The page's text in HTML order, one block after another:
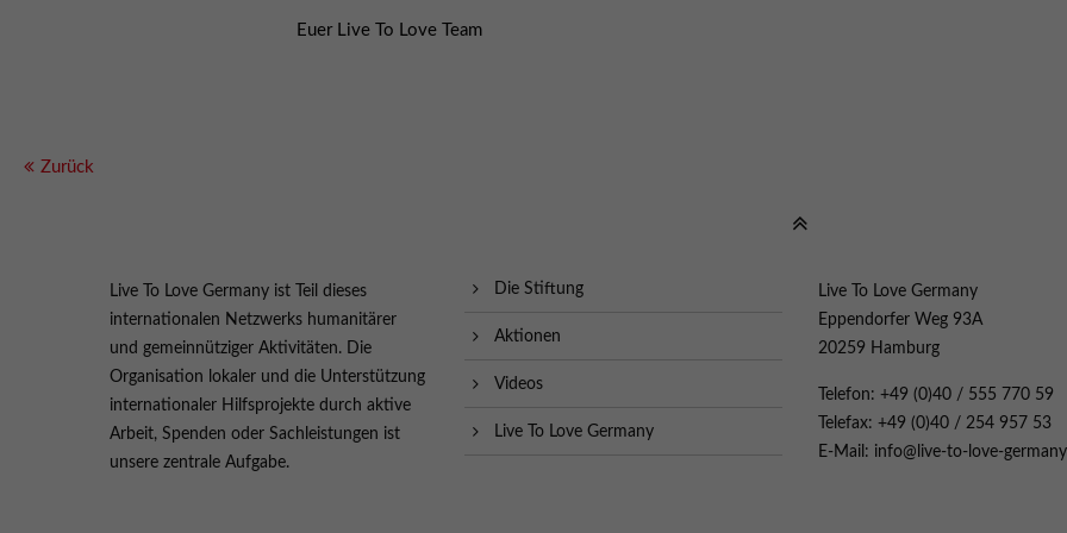
Euer Live To Love Team
Zurück
Live To Love Germany ist Teil dieses
internationalen Netzwerks humanitärer
und gemeinnütziger Aktivitäten. Die
Organisation lokaler und die Unterstützung
internationaler Hilfsprojekte durch aktive
Arbeit, Spenden oder Sachleistungen ist
unsere zentrale Aufgabe.
Die Stiftung
Aktionen
Videos
Live To Love Germany
Live To Love Germany
Eppendorfer Weg 93A
20259 Hamburg
Telefon: +49 (0)40 / 555 770 59
Telefax: +49 (0)40 / 254 957 53
E-Mail: info@live-to-love-